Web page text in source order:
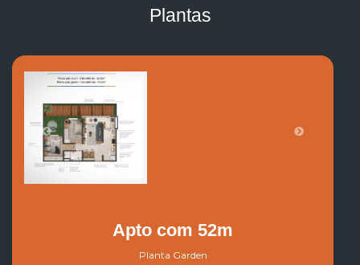
Plantas
Apto com 52m
Planta Garden